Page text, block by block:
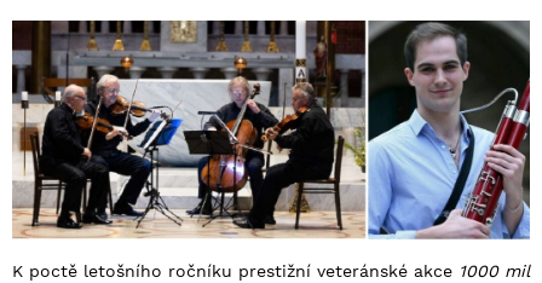
K poctě letošního ročníku prestižní veteránské akce 1000 mil